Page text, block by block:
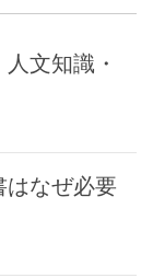
文知識・
はなぜ必要